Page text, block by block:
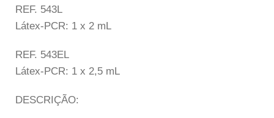
REF. 543L
Látex-PCR: 1 x 2 mL
REF. 543EL
Látex-PCR: 1 x 2,5 mL
DESCRIÇÃO: